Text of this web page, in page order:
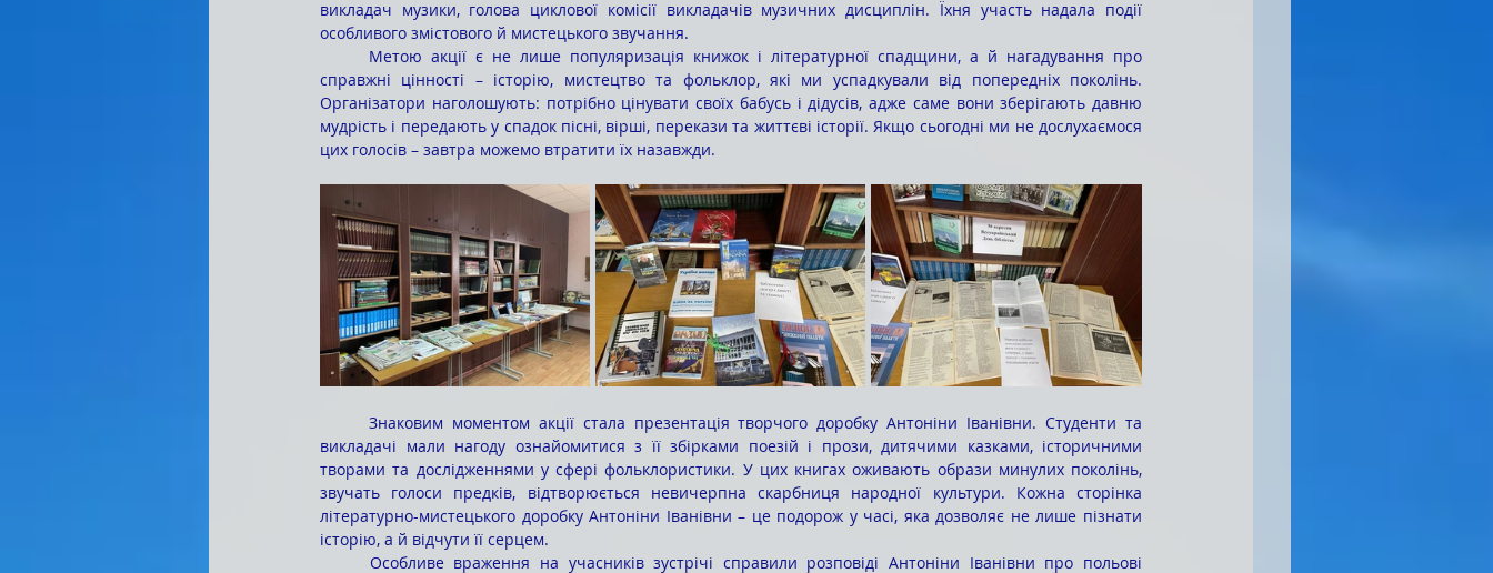
викладач музики, голова циклової комісії викладачів музичних дисциплін. Їхня участь надала події
особливого змістового й мистецького звучання.
справжні цінності – історію, мистецтво та фольклор, які ми успадкували від попередніх поколінь.
Організатори наголошують: потрібно цінувати своїх бабусь і дідусів, адже саме вони зберігають давню
мудрість і передають у спадок пісні, вірші, перекази та життєві історії. Якщо сьогодні ми не дослухаємося
цих голосів – завтра можемо втратити їх назавжди.
викладачі мали нагоду ознайомитися з її збірками поезій і прози, дитячими казками, історичними
творами та дослідженнями у сфері фольклористики. У цих книгах оживають образи минулих поколінь,
звучать голоси предків, відтворюється невичерпна скарбниця народної культури. Кожна сторінка
літературно-мистецького доробку Антоніни Іванівни – це подорож у часі, яка дозволяє не лише пізнати
історію, а й відчути її серцем.